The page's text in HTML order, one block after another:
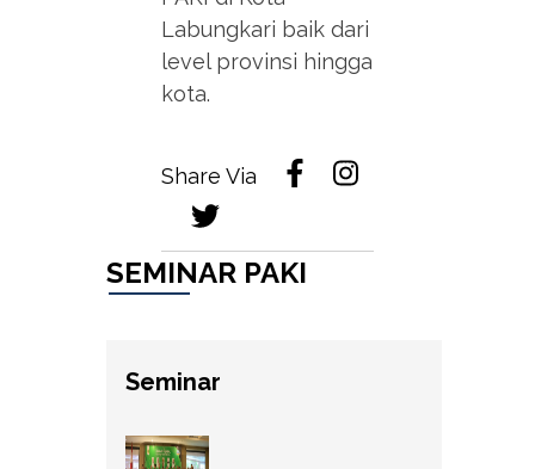
Labungkari baik dari
level provinsi hingga
kota.
Share Via
SEMINAR PAKI
Seminar